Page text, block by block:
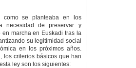
como se planteaba en los
necesidad de preservar y
marcha en Euskadi tras la
su legitimidad social
en los próximos años.
los criterios básicos que han
ley son los siguientes: